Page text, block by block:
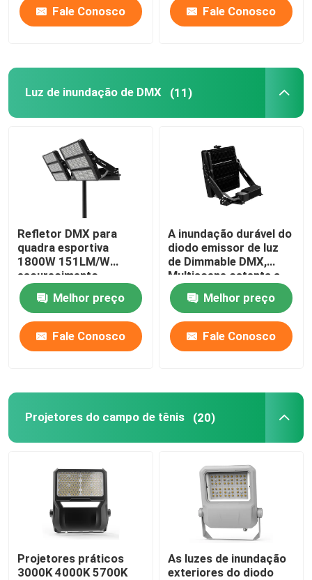
Luzes altas do mastro do diodo emissor de luz
Luzes altas lineares da baía do diodo emissor de luz
Luzes de área LED exteriores
Fale Conosco Fale Conosco
Luz de inundação de DMX (11)
Refletor DMX para
quadra esportiva
1800W 151LM/W
escurecimento
altamente eficiente
Melhor preço
Fale Conosco
A inundação durável do
diodo emissor de luz
de Dimmable DMX,
Multiscene ostenta a
iluminação da corte
Melhor preço
Fale Conosco
Projetores do campo de tênis (20)
Projetores práticos
3000K 4000K 5700K
As luzes de inundação
exteriores do diodo